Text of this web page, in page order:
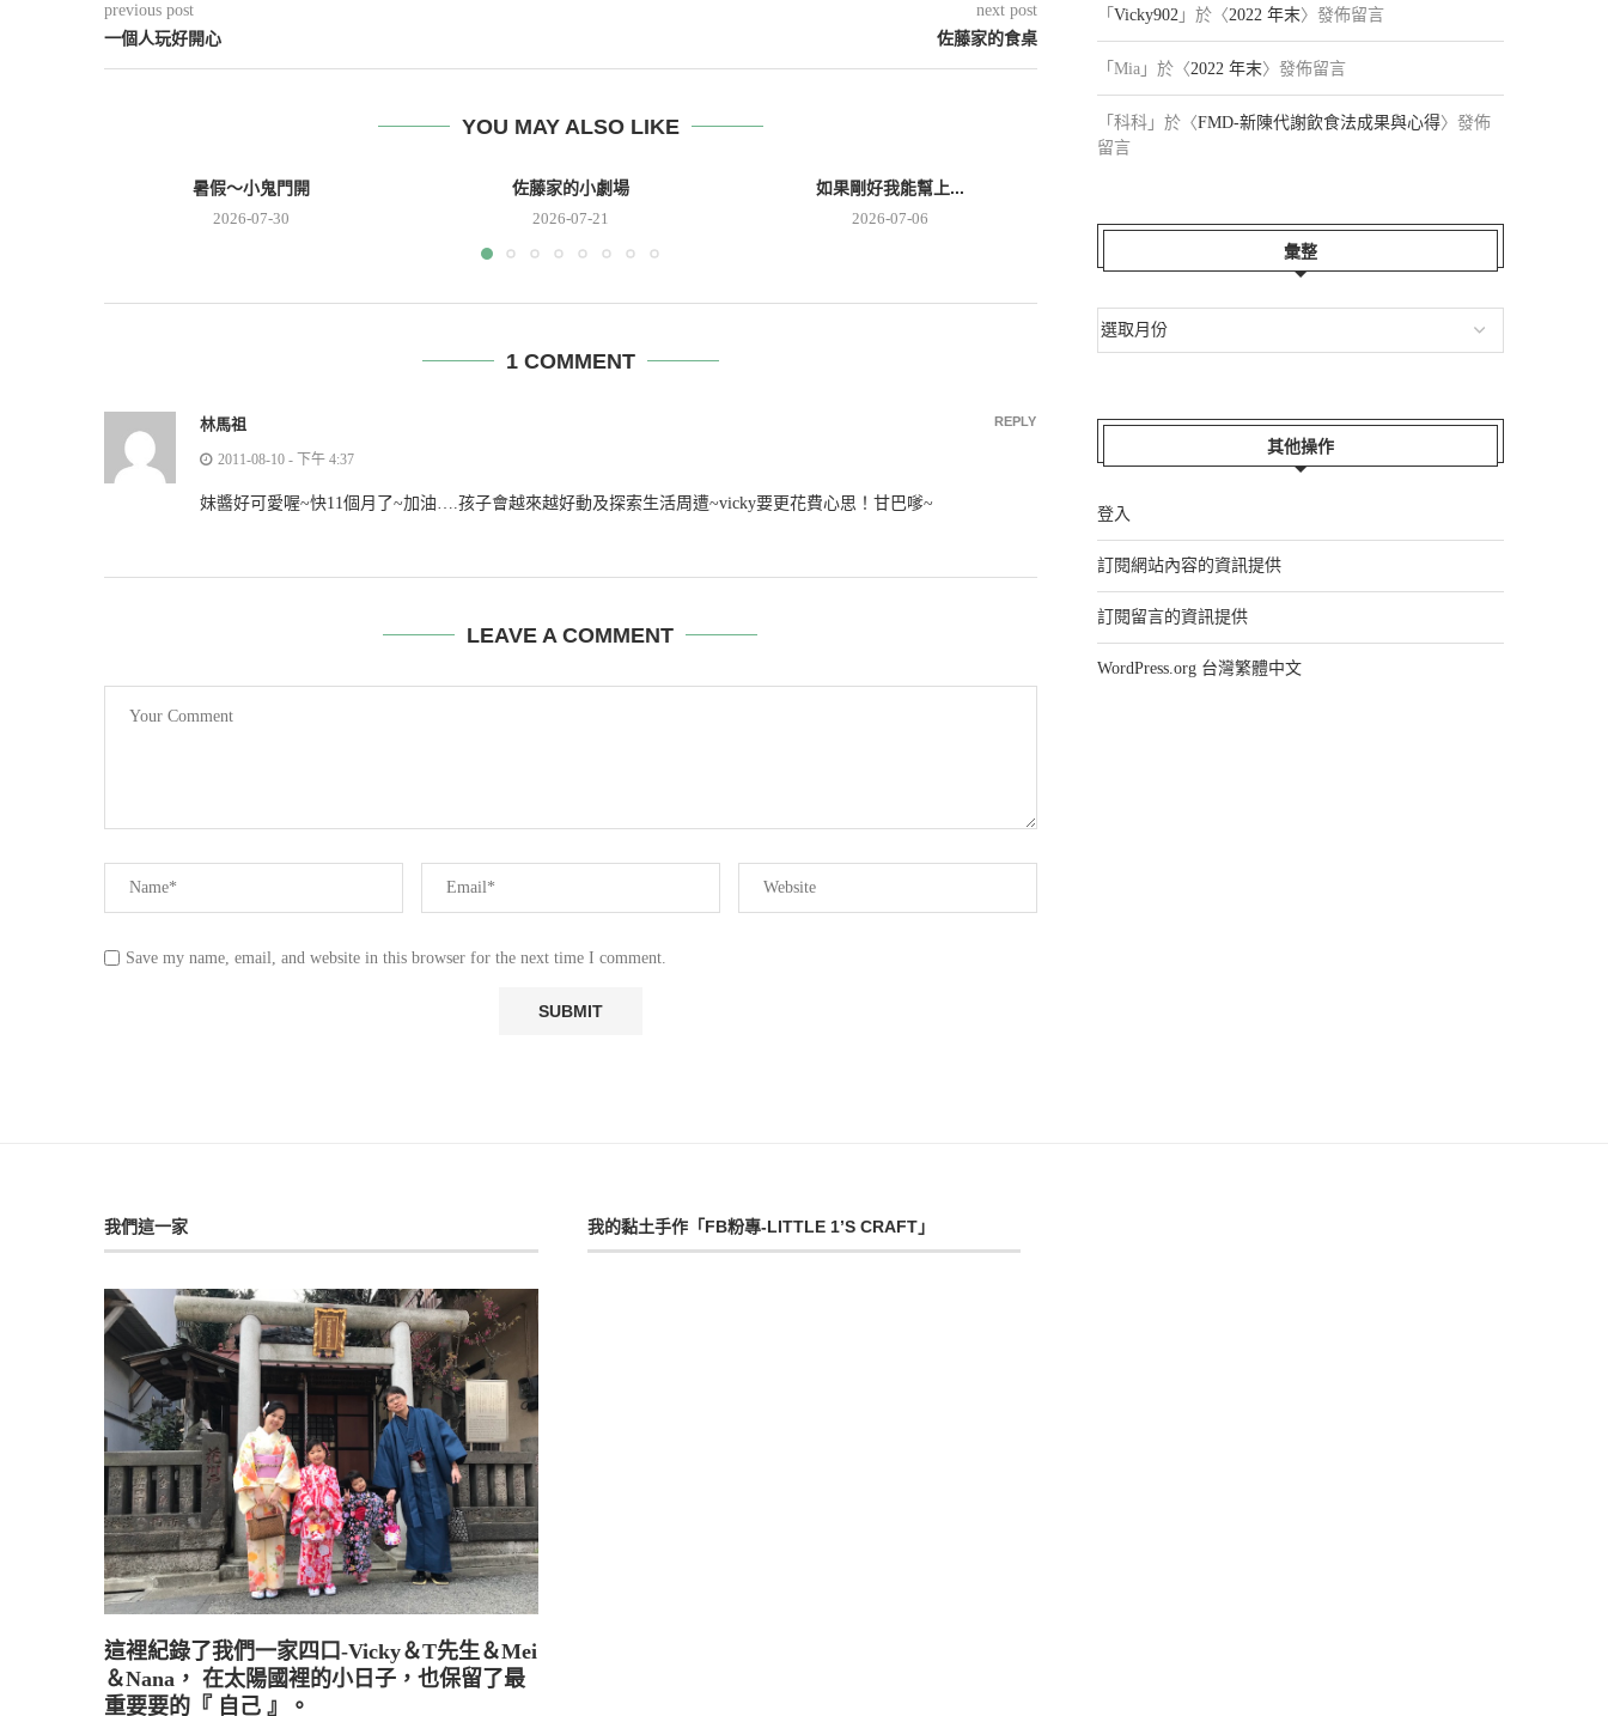
previous post
一個人玩好開心
next post
佐藤家的食桌
YOU MAY ALSO LIKE
暑假～小鬼門開
2026-07-30
佐藤家的小劇場
2026-07-21
如果剛好我能幫上...
2026-07-06
1 COMMENT
林馬祖
2011-08-10 - 下午 4:37
妹醬好可愛喔~快11個月了~加油….孩子會越來越好動及探索生活周遭~vicky要更花費心思！甘巴嗲~
REPLY
LEAVE A COMMENT
Save my name, email, and website in this browser for the next time I comment.
「 Vicky902 」於〈2022 年末〉發佈留言
「 Mia 」於〈2022 年末〉發佈留言
「 科科 」於〈FMD-新陳代謝飲食法成果與心得〉發佈
留言
彙整
其他操作
登入
訂閱網站內容的資訊提供
訂閱留言的資訊提供
WordPress.org 台灣繁體中文
我們這一家
這裡紀錄了我們一家四口-Vicky＆T先生＆Mei
＆Nana， 在太陽國裡的小日子，也保留了最
重要要的『 自己 』。
我的黏土手作「FB粉專-LITTLE 1’S CRAFT」